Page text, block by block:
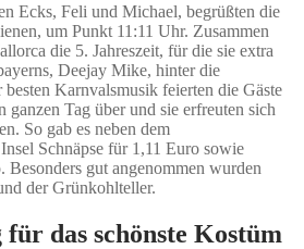
Ecks, Feli und Michael, begrüßten die
um Punkt 11:11 Uhr. Zusammen
die 5. Jahreszeit, für die sie extra
Deejay Mike, hinter die
Karnvalsmusik feierten die Gäste
ganzen Tag über und sie erfreuten sich
So gab es neben dem
Schnäpse für 1,11 Euro sowie
gut angenommen wurden
der Grünkohlteller.
das schönste Kostüm